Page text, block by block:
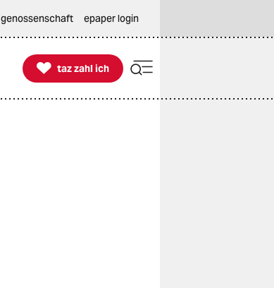
genossenschaft epaper login

taz zahl ich
taz zahl ich